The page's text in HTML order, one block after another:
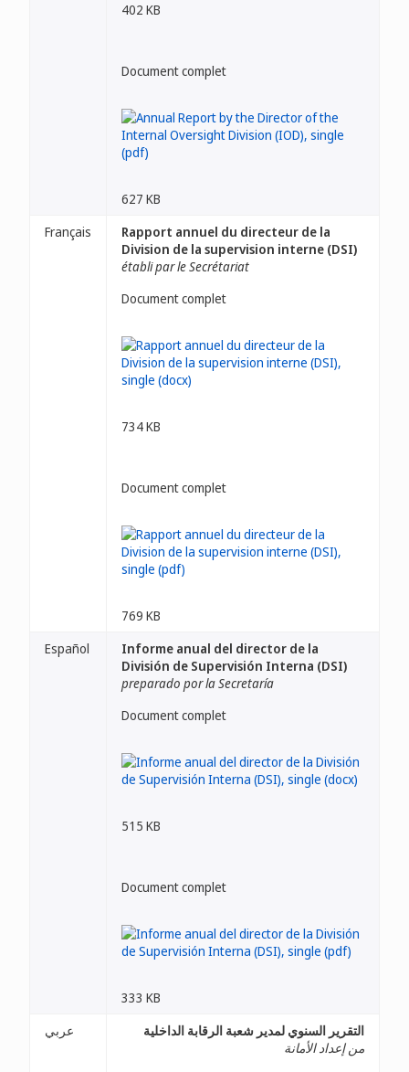
402 KB
Document complet
627 KB
Français
Rapport annuel du directeur de la
Division de la supervision interne (DSI)
établi par le Secrétariat
Document complet
734 KB
Document complet
769 KB
Español
Informe anual del director de la
División de Supervisión Interna (DSI)
preparado por la Secretaría
Document complet
515 KB
Document complet
333 KB
عربي
التقرير السنوي لمدير شعبة الرقابة الداخلية
من إعداد الأمانة